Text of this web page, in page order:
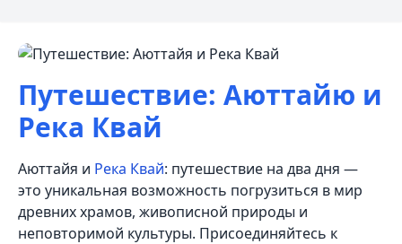
Путешествие: Аюттайю и
Река Квай
Аюттайя и Река Квай: путешествие на два дня —
это уникальная возможность погрузиться в мир
древних храмов, живописной природы и
неповторимой культуры. Присоединяйтесь к